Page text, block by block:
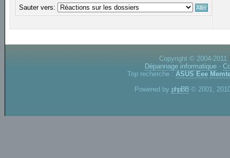
Sauter vers:
Copyright © 2004-
Dépannage informatique -
Top recherche : ASUS Eee
Powered by phpBB © 2001,